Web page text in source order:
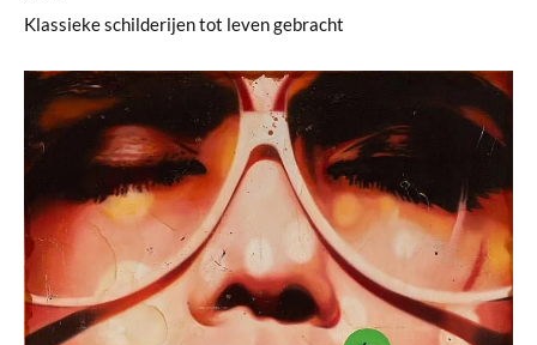
Klassieke schilderijen tot leven gebracht